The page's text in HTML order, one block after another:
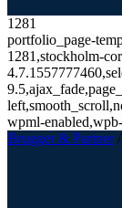
1281
portfolio_page-
1281,stockholm-
wpml-
Brugger & Partner/